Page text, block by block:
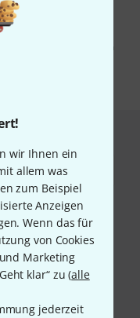
wir Ihnen ein
allem was
zum Beispiel
Anzeigen
Wenn das für
von Cookies
Marketing
klar“ zu (alle
jederzeit
dem Erhalt von E-Mail-
zu. Die
finden Sie in
Nachnahme,
Sofort bezahlen